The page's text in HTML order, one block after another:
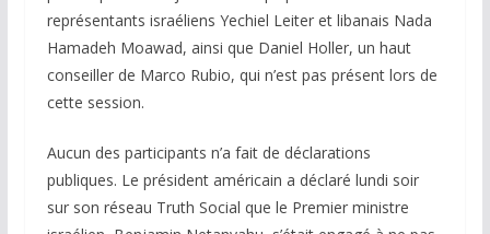
représentants israéliens Yechiel Leiter et libanais Nada
Hamadeh Moawad, ainsi que Daniel Holler, un haut
conseiller de Marco Rubio, qui n’est pas présent lors de
cette session.
Aucun des participants n’a fait de déclarations
publiques. Le président américain a déclaré lundi soir
sur son réseau Truth Social que le Premier ministre